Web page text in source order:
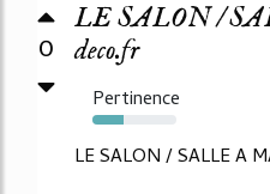
0
LE SALON /
deco.fr
Pertinence
37%
LE SALON / SALLE A